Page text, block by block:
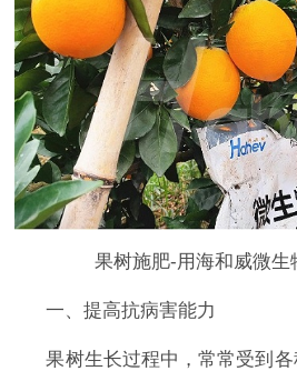
果树施肥-用海和威微生
一、提高抗病害能力
果树生长过程中，常常受到